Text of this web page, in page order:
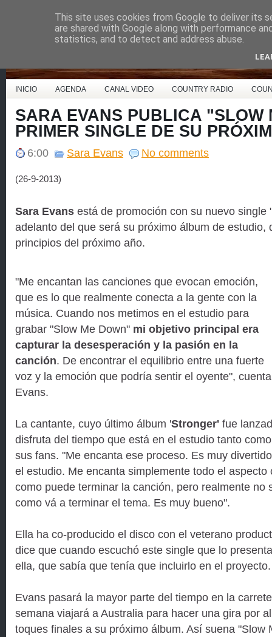
Country Music España
INICIO AGENDA CANAL VIDEO COUNTRY RADIO
SARA EVANS PUBLICA "SLOW
PRIMER SINGLE DE SU
6:00 Sara Evans No comments
(26-9-2013)
Sara Evans está de promoción con su nuevo single
adelanto del que será su próximo álbum de estudio,
principios del próximo año.
"Me encantan las canciones que evocan emoción,
que es lo que realmente conecta a la gente con la
música. Cuando nos metimos en el estudio para
grabar "Slow Me Down" mi objetivo principal era
capturar la desesperación y la pasión en la
canción. De encontrar el equilibrio entre una fuerte
voz y la emoción que podría sentir el oyente", cuenta
Evans.
La cantante, cuyo último álbum 'Stronger' fue
disfruta del tiempo que está en el estudio tanto
sus fans. "Me encanta ese proceso. Es muy
el estudio. Me encanta simplemente todo el aspecto
como puede terminar la canción, pero realmente no
como vá a terminar el tema. Es muy bueno".
Ella ha co-producido el disco con el veterano
dice que cuando escuchó este single que lo
ella, que sabía que tenía que incluirlo en el proyecto.
Evans pasará la mayor parte del tiempo en la
semana viajará a Australia para hacer una gira por
toques finales a su próximo álbum. Así suena "Slow
This site uses cookies from Google to deliver its
are shared with Google along with performance
statistics, and to detect and address abuse.